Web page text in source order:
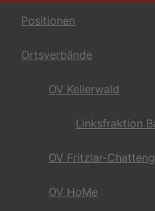
Positionen
Ortsverbände
OV Kellerwald
Linksfraktion
OV Fritzlar-
OV HoMe